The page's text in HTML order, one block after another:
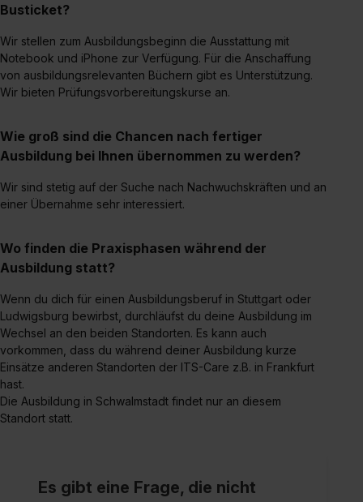
Busticket?
Wir stellen zum Ausbildungsbeginn die Ausstattung mit
Notebook und iPhone zur Verfügung. Für die Anschaffung
von ausbildungsrelevanten Büchern gibt es Unterstützung.
Wir bieten Prüfungsvorbereitungskurse an.
Wie groß sind die Chancen nach fertiger
Ausbildung bei Ihnen übernommen zu werden?
Wir sind stetig auf der Suche nach Nachwuchskräften und an
einer Übernahme sehr interessiert.
Wo finden die Praxisphasen während der
Ausbildung statt?
Wenn du dich für einen Ausbildungsberuf in Stuttgart oder
Ludwigsburg bewirbst, durchläufst du deine Ausbildung im
Wechsel an den beiden Standorten. Es kann auch
vorkommen, dass du während deiner Ausbildung kurze
Einsätze anderen Standorten der ITS-Care z.B. in Frankfurt
hast.
Die Ausbildung in Schwalmstadt findet nur an diesem
Standort statt.
Es gibt eine Frage, die nicht